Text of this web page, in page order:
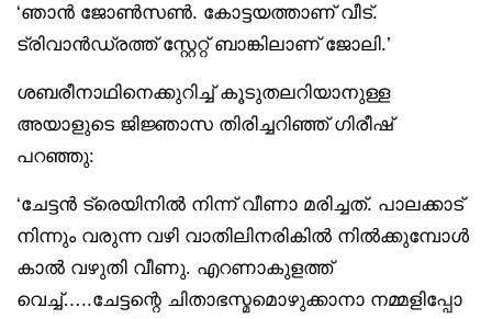
‘ഞാൻ ജോൺസൺ. കോട്ടയത്താണ് വീട്.
ട്രിവാൻഡ്രത്ത് സ്റ്റേറ്റ് ബാങ്കിലാണ് ജോലി.’
ശബരീനാഥിനെക്കുറിച്ച് കൂടുതലറിയാനുള്ള
അയാളുടെ ജിജ്ഞാസ തിരിച്ചറിഞ്ഞ് ഗിരീഷ്
പറഞ്ഞു:
‘ചേട്ടൻ ട്രെയിനിൽ നിന്ന് വീണാ മരിച്ചത്. പാലക്കാട്
നിന്നും വരുന്ന വഴി വാതിലിനരികിൽ നിൽക്കുമ്പോൾ
കാൽ വഴുതി വീണു. എറണാകുളത്ത്
വെച്ച്…..ചേട്ടന്റെ ചിതാഭസ്മമൊഴുക്കാനാ നമ്മളിപ്പോ